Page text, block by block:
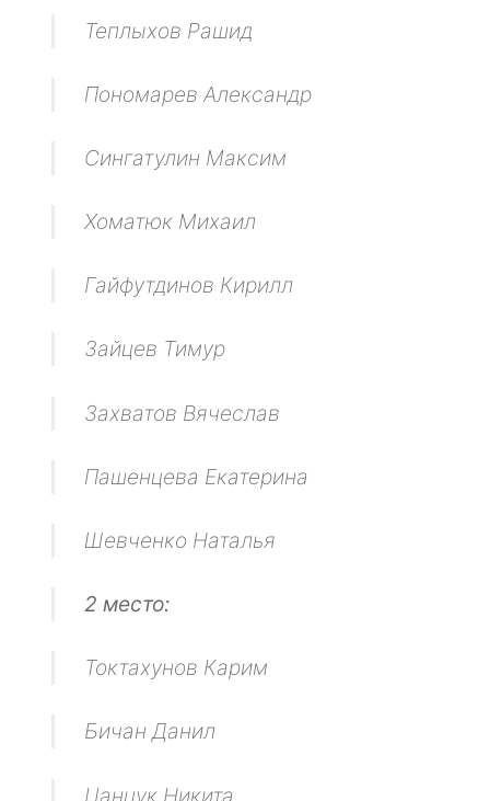
Теплыхов Рашид
Пономарев Александр
Сингатулин Максим
Хоматюк Михаил
Гайфутдинов Кирилл
Зайцев Тимур
Захватов Вячеслав
Пашенцева Екатерина
Шевченко Наталья
2 место:
Токтахунов Карим
Бичан Данил
Цанцук Никита